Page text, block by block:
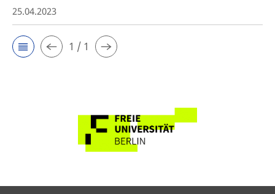
25.04.2023
1 / 1